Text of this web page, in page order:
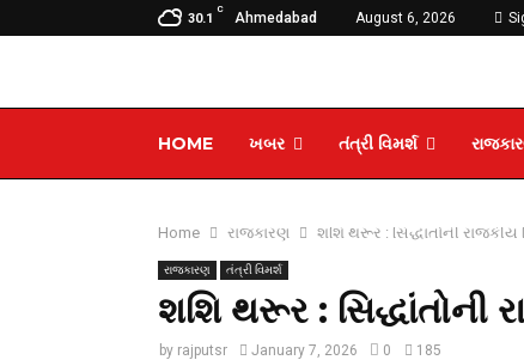
30.1
C
Ahmedabad August 6, 2026
HOME ખબર તંત્રી વિમર્શ
Home રાજકારણ શશિ થરૂર : સિદ્ધાંતોની
રાજકારણ તંત્રી વિમર્શ
શશિ થરૂર : સિદ્ધાંતોની
by rajputsr January 7, 2026 0 185